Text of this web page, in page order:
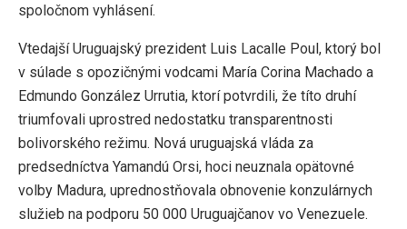
spoločnom vyhlásení.
Vtedajší Uruguajský prezident Luis Lacalle Poul, ktorý bol
v súlade s opozičnými vodcami María Corina Machado a
Edmundo González Urrutia, ktorí potvrdili, že títo druhí
triumfovali uprostred nedostatku transparentnosti
bolivorského režimu. Nová uruguajská vláda za
predsedníctva Yamandú Orsi, hoci neuznala opätovné
volby Madura, uprednostňovala obnovenie konzulárnych
služieb na podporu 50 000 Uruguajčanov vo Venezuele.